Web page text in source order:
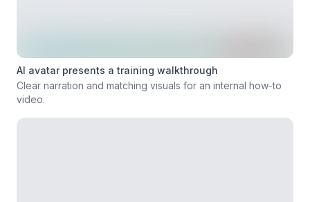
AI avatar presents a training walkthrough
Clear narration and matching visuals for an internal how-to
video.